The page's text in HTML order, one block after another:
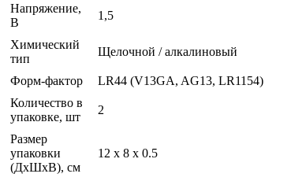
Напряжение,
В
1,5
Химический
тип
Щелочной / алкалиновый
Форм-фактор
LR44 (V13GA, AG13, LR1154)
Количество в
упаковке, шт
2
Размер
упаковки
(ДхШхВ), см
12 x 8 x 0.5